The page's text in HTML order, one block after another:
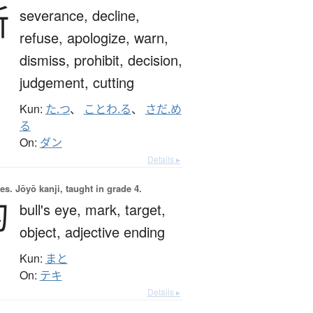
severance, decline,
refuse, apologize, warn,
dismiss, prohibit, decision,
judgement, cutting
Kun: た.つ、 ことわ.る、
さだ.め
る
On: ダン
Details ▸
Jōyō kanji, taught in grade 4.
bull's eye, mark, target,
object, adjective ending
Kun: まと
On: テキ
Details ▸